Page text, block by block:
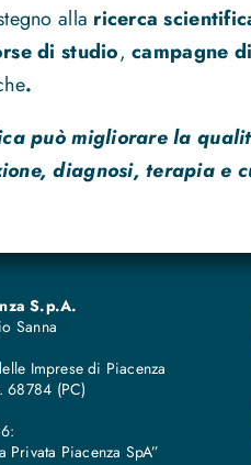
alla ricerca
di studio,campagne
.
può migliorare la
diagnosi, terapia e
S.p.A.
Sanna
Imprese di Piacenza
68784 (PC)
Privata Piacenza SpA”